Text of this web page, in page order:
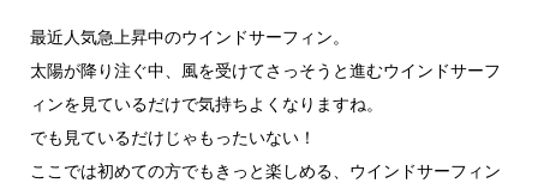
最近人気急上昇中のウインドサーフィン。
太陽が降り注ぐ中、風を受けてさっそうと進むウインドサーフ
ィンを見ているだけで気持ちよくなりますね。
でも見ているだけじゃもったいない！
ここでは初めての方でもきっと楽しめる、ウインドサーフィン